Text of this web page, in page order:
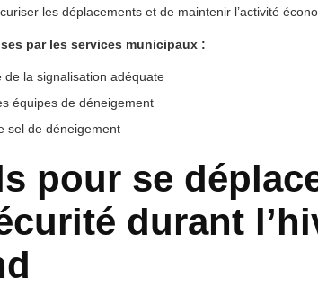
les déplacements et de maintenir l’activité
par les services municipaux :
de la signalisation adéquate
équipes de déneigement
sel de déneigement
pour se
durant